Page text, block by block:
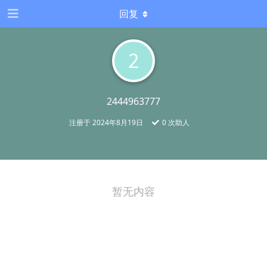
2
2444963777
注册于2024年8月19日 0次助人
回复
暂无内容